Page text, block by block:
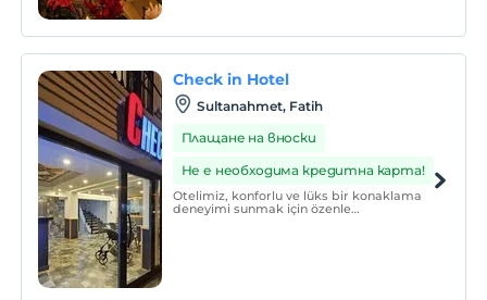
Check in Hotel
Sultanahmet, Fatih
Плащане на вноски
Не е необходима кредитна карта!
Otelimiz, konforlu ve lüks bir konaklama
deneyimi sunmak için özenle